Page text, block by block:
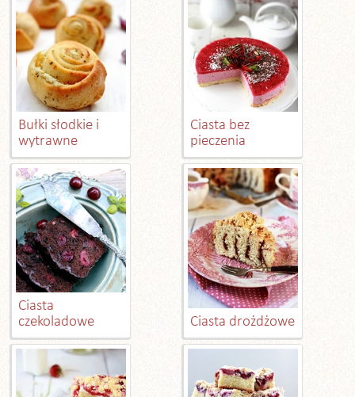
Bułki słodkie i
wytrawne
Ciasta bez
pieczenia
Ciasta
czekoladowe
Ciasta drożdżowe